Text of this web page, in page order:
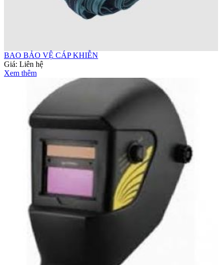
BAO BẢO VỆ CÁP KHIỄN
Giá: Liên hệ
Xem thêm